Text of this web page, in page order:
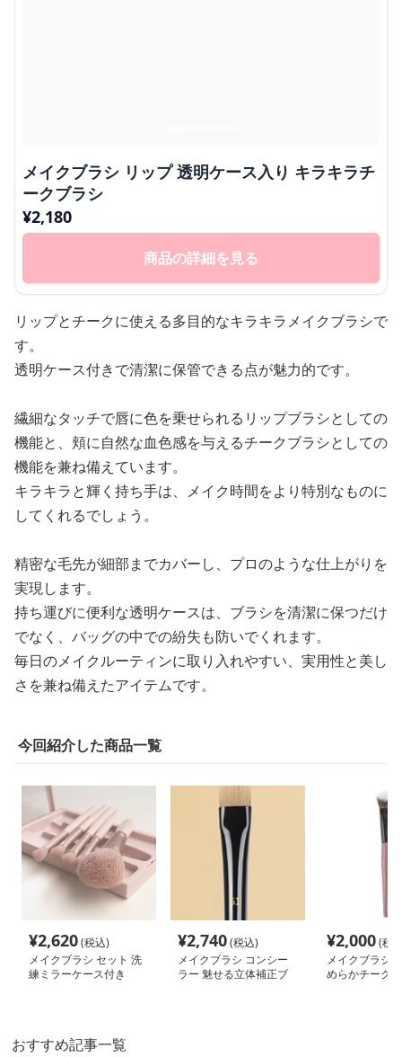
メイクブラシ リップ 透明ケース入り キラキラチ
ークブラシ
¥2,180
商品の詳細を見る
リップとチークに使える多目的なキラキラメイクブラシで
す。
透明ケース付きで清潔に保管できる点が魅力的です。
繊細なタッチで唇に色を乗せられるリップブラシとしての
機能と、頬に自然な血色感を与えるチークブラシとしての
機能を兼ね備えています。
キラキラと輝く持ち手は、メイク時間をより特別なものに
してくれるでしょう。
精密な毛先が細部までカバーし、プロのような仕上がりを
実現します。
持ち運びに便利な透明ケースは、ブラシを清潔に保つだけ
でなく、バッグの中での紛失も防いでくれます。
毎日のメイクルーティンに取り入れやすい、実用性と美し
さを兼ね備えたアイテムです。
今回紹介した商品一覧
¥2,620(税込)
メイクブラシ セット 洗
練ミラーケース付き
¥2,740(税込)
メイクブラシ コンシー
ラー 魅せる立体補正ブ
¥2,000(税
メイクブラシ
めらかチーク
おすすめ記事一覧